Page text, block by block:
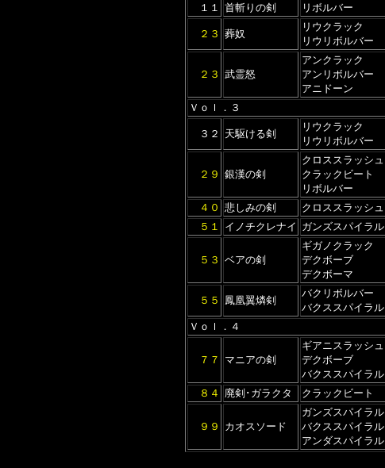
１１ 首斬りの剣 リボルバー
２３ 葬奴
リウクラック
リウリボルバー
２３ 武霊怒
アンクラック
アンリボルバー
アニドーン
Ｖｏｌ．３
３２ 天駆ける剣
リウクラック
リウリボルバー
２９ 銀漢の剣
クロススラッシュ
クラックビート
リボルバー
４０ 悲しみの剣 クロススラッシュ
５１
イノチクレナイ ガンズスパイラル
５３ ベアの剣
ギガノクラック
デクボーブ
デクボーマ
５５ 鳳凰翼燐剣
バクリボルバー
バクススパイラル
Ｖｏｌ．４
７７ マニアの剣
ギアニスラッシュ
デクボーブ
バクススパイラル
８４ 廃剣･ガラクタ クラックビート
９９ カオスソード
ガンズスパイラル
バクススパイラル
アンダスパイラル